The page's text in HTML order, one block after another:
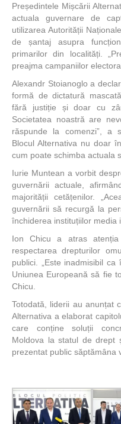
Președintele Mișcării
actuala guvernare de
utilizarea Autorității
de șantaj asupra
primarilor din localități.
preajma campaniilor
Alexandr Stoianoglo a
formă de dictatură
fără justiție și doar cu
Societatea noastră are
răspunde la comenzi”, a
Blocul Alternativa nu doar
cum poate schimba actuala
Iurie Muntean a vorbit
guvernării actuale,
majorității cetățenilor.
guvernării să recurgă la
închiderea instituțiilor media
Ion Chicu a atras
respectarea drepturilor
publici. „Este inadmisibil
Uniunea Europeană să fie
Chicu.
Totodată, liderii au anunțat
Alternativa a elaborat
care conține soluții
Moldova la statul de drept
prezentat public săptămâna